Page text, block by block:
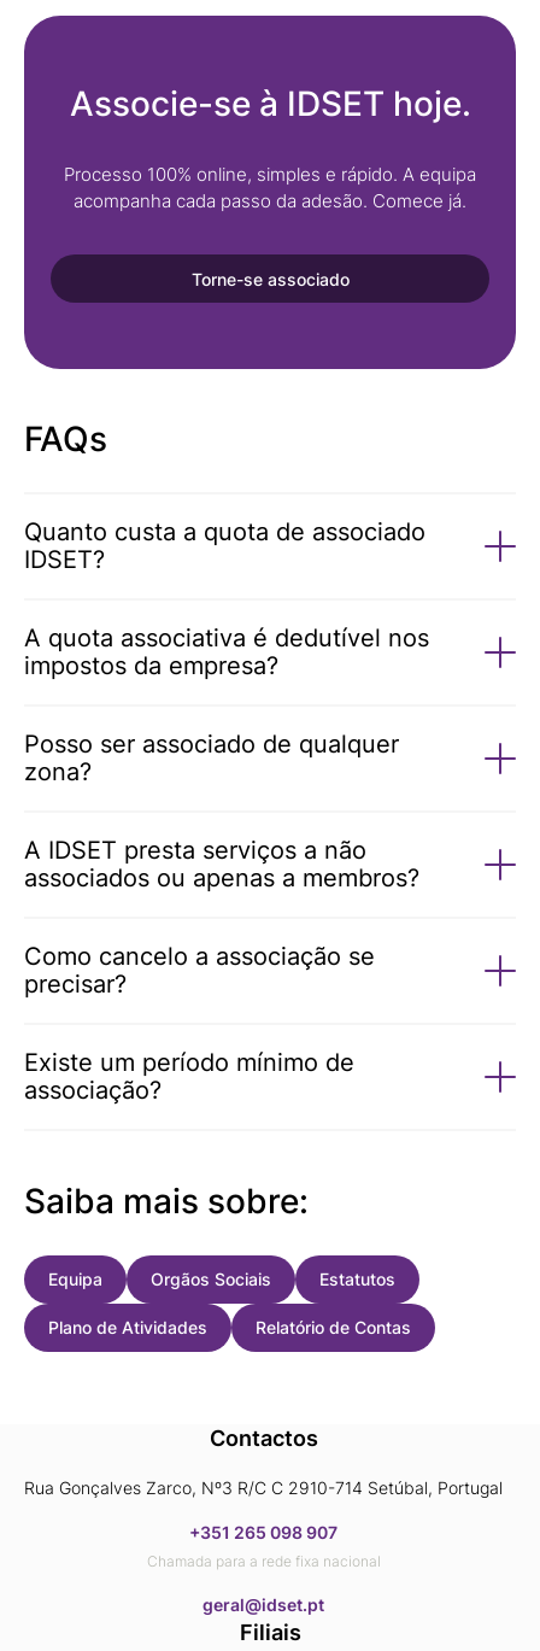
Associe-se à IDSET hoje.
Processo 100% online, simples e rápido. A equipa
acompanha cada passo da adesão. Comece já.
Torne-se associado
FAQs
Quanto custa a quota de associado
IDSET?
A quota associativa é dedutível nos
impostos da empresa?
Posso ser associado de qualquer
zona?
A IDSET presta serviços a não
associados ou apenas a membros?
Como cancelo a associação se
precisar?
Existe um período mínimo de
associação?
Saiba mais sobre:
Equipa Orgãos Sociais Estatutos
Plano de Atividades Relatório de Contas
Contactos
Rua Gonçalves Zarco, Nº3 R/C C 2910-714 Setúbal, Portugal
+351 265 098 907
Chamada para a rede fixa nacional
​​​​​​​geral@idset.pt
Filiais